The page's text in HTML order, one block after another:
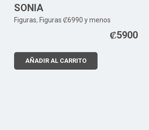
SONIA
Figuras, Figuras ₡6990 y menos
₡5900
AÑADIR AL CARRITO